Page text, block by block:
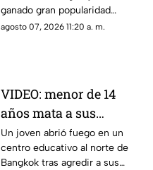
ganado gran popularidad
debido a su increíble parecido
agosto 07, 2026 11:20 a. m.
VIDEO: menor de 14
años mata a sus
abuelos y 5 profesores
en tiroteo
Un joven abrió fuego en un
centro educativo al norte de
Bangkok tras agredir a sus